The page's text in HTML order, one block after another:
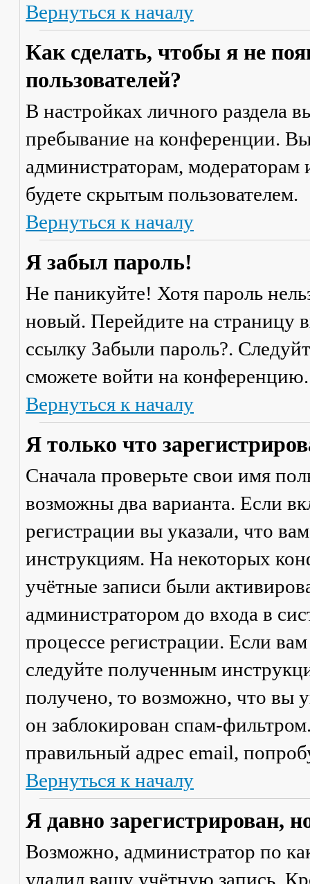
Вернуться к началу
Как сделать, чтобы я не
пользователей?
В настройках личного раздела
пребывание на конференции.
администраторам,
будете скрытым пользователем.
Вернуться к началу
Я забыл пароль!
Не паникуйте! Хотя пароль
новый. Перейдите на страницу
ссылку Забыли пароль?.
сможете войти на конференцию.
Вернуться к началу
Я только что
Сначала проверьте свои имя
возможны два варианта. Если
регистрации вы указали, что
инструкциям. На некоторых
учётные записи были
администратором до входа в
процессе регистрации. Если
следуйте полученным
получено, то возможно, что вы
он заблокирован спам-
правильный адрес email,
Вернуться к началу
Я давно зарегистрирован,
Возможно, администратор по
удалил вашу учётную запись.